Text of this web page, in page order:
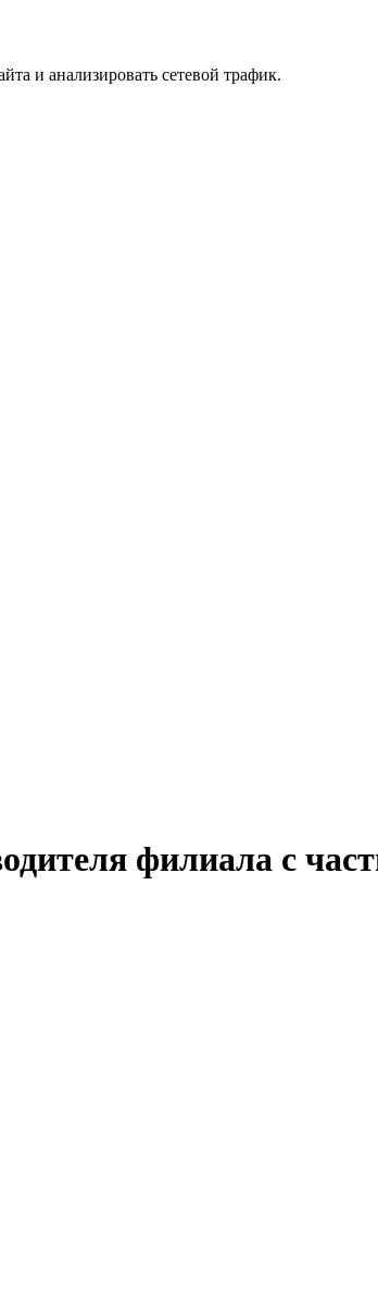
и анализировать сетевой трафик.
филиала с